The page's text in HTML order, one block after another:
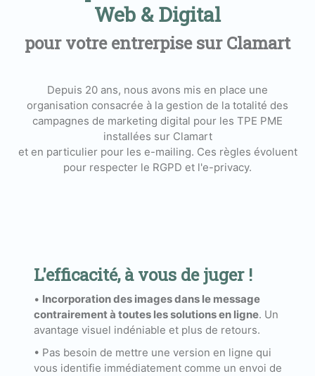
Web & Digital
pour votre entrerpise sur Clamart
Depuis 20 ans, nous avons mis en place une
organisation consacrée à la gestion de la totalité des
campagnes de marketing digital pour les TPE PME
installées sur Clamart
et en particulier pour les e-mailing. Ces règles évoluent
pour respecter le RGPD et l'e-privacy.
L'efficacité, à vous de juger !
• Incorporation des images dans le message
contrairement à toutes les solutions en ligne. Un
avantage visuel indéniable et plus de retours.
• Pas besoin de mettre une version en ligne qui
vous identifie immédiatement comme un envoi de